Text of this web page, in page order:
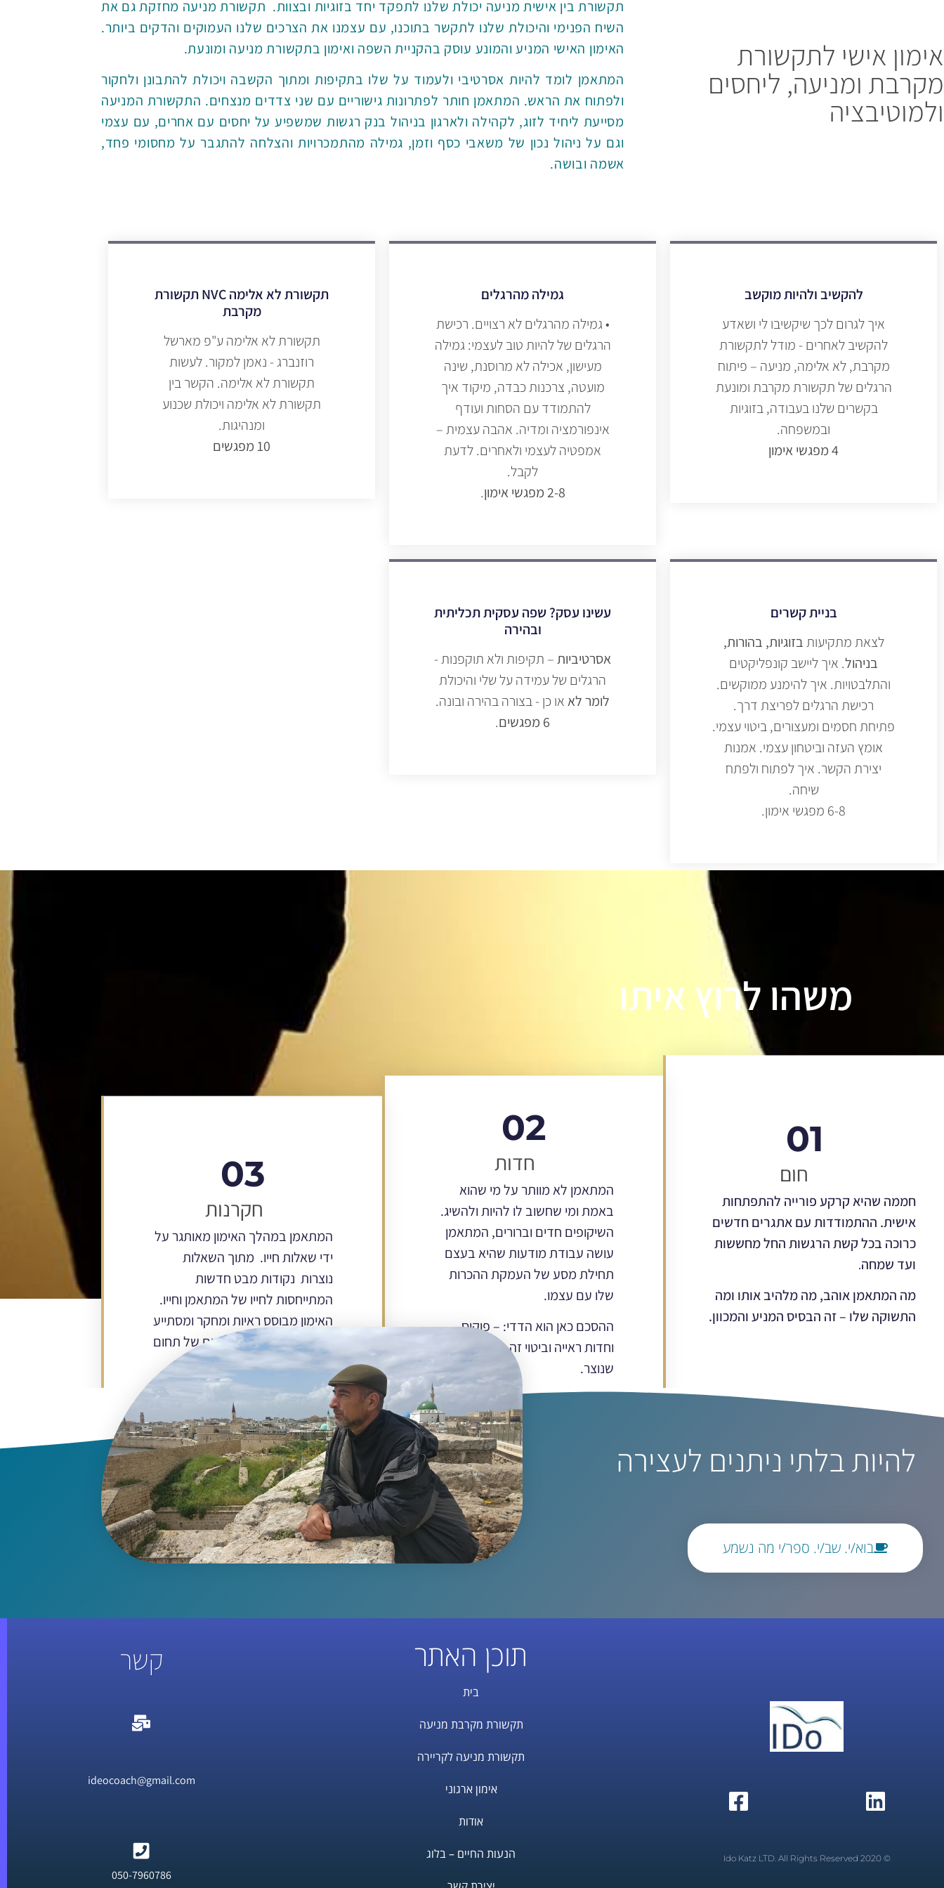
אימון אישי לתקשורת
מקרבת ומניעה, ליחסים
ולמוטיבציה
תקשורת בין אישית מניעה יכולת שלנו לתפקד יחד בזוגיות ובצוות. תקשורת מניעה מחזקת גם את
השיח הפנימי והיכולת שלנו לתקשר בתוכנו, עם עצמנו את הצרכים שלנו העמוקים והדקים ביותר.
האימון האישי המניע והמונע עוסק בהקניית השפה ואימון בתקשורת מניעה ומונעת.
המתאמן לומד להיות אסרטיבי ולעמוד על שלו בתקיפות ומתוך הקשבה ויכולת להתבונן ולחקור
ולפתוח את הראש. המתאמן חותר לפתרונות גישוריים עם שני צדדים מנצחים. התקשורת המניעה
מסייעת ליחיד לזוג, לקהילה ולארגון בניהול בנק רגשות שמשפיע על יחסים עם אחרים, עם עצמי
וגם על ניהול נכון של משאבי כסף וזמן, גמילה מהתמכרויות והצלחה להתגבר על מחסומי פחד,
אשמה ובושה.
להקשיב ולהיות מוקשב
איך לגרום לכך שיקשיבו לי ושאדע
להקשיב לאחרים - מודל לתקשורת
מקרבת, לא אלימה, מניעה – פיתוח
הרגלים של תקשורת מקרבת ומונעת
בקשרים שלנו בעבודה, בזוגיות
ובמשפחה.
4 מפגשי אימון
גמילה מהרגלים
• גמילה מהרגלים לא רצויים. רכישת
הרגלים של להיות טוב לעצמי: גמילה
מעישון, אכילה לא מרוסנת, שינה
מועטה, צרכנות כבדה, מיקוד איך
להתמודד עם הסחות ועודף
אינפורמציה ומדיה. אהבה עצמית –
אמפטיה לעצמי ולאחרים. לדעת
לקבל.
2-8 מפגשי אימון
.
תקשורת לא אלימה NVC תקשורת
מקרבת
תקשורת לא אלימה ע"פ מארשל
רוזנברג - נאמן למקור. לעשות
תקשורת לא אלימה. הקשר בין
תקשורת לא אלימה ויכולת שכנוע
ומנהיגות.
10 מפגשים
בניית קשרים
לצאת מתקיעותבזוגיות, בהורות,
בניהול. איך ליישב קונפליקטים
והתלבטויות. איך להימנע ממוקשים.
רכישת הרגלים לפריצת דרך.
פתיחת חסמים ומעצורים, ביטוי עצמי.
אומץ העזה וביטחון עצמי. אמנות
יצירת הקשר. איך לפתוח ולפתח
שיחה.
6-8 מפגשי אימון.
עשינו עסק? שפה עסקית תכליתית
ובהירה
אסרטיביות– תקיפות ולא תוקפנות -
הרגלים של עמידה על שלי והיכולת
לומר לאאו כן - בצורה בהירה ובונה.
6 מפגשים
.
משהו לרוץ איתו
01
חום
חממה שהיא קרקע פורייה להתפתחות
אישית. ההתמודדות עם אתגרים חדשים
כרוכה בכל קשת הרגשות החל מחששות
ועד שמחה.
מה המתאמן אוהב, מה מלהיב אותו ומה
התשוקה שלו – זה הבסיס המניע והמכוון.
02
חדות
המתאמן לא מוותר על מי שהוא
באמת ומי שחשוב לו להיות ולהשיג.
השיקופים חדים וברורים, המתאמן
עושה עבודת מודעות שהיא בעצם
תחילת מסע של העמקת ההכרות
שלו עם עצמו.
ההסכם כאן הוא הדדי: – פוקוס
וחדות ראייה וביטוי זה הדיאלוג
שנוצר.
03
חקרנות
המתאמן במהלך האימון מאותגר על
ידי שאלות חייו. מתוך השאלות
נוצרות נקודות מבט חדשות
המתייחסות לחייו של המתאמן וחייו.
האימון מבוסס ראיות ומחקר ומסתייע
בלמידה ובניסיון רב השנים של תחום
האימון בישראל ובעולם.
להיות בלתי ניתנים לעצירה
בוא/י. שב/י. ספר/י מה נשמע
© 2020 Ido Katz LTD. All Rights Reserved
תוכן האתר
בית
תקשורת מקרבת מניעה
תקשורת מניעה לקריירה
אימון ארגוני
אודות
הנעות החיים – בלוג
קשר
ideocoach@gmail.com
050-7960786